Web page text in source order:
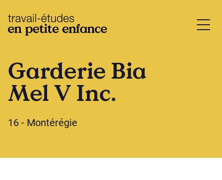
base.logo
Garderie Bia
Mel V Inc.
16 - Montérégie